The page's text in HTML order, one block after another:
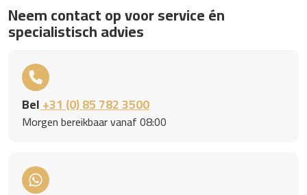
Neem contact op voor service én
specialistisch advies
Bel+31 (0) 85 782 3500
Morgen bereikbaar vanaf 08:00